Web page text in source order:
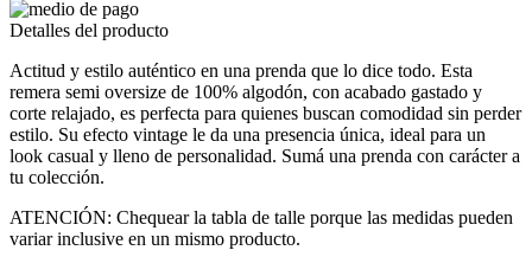
Detalles del producto
Actitud y estilo auténtico en una prenda que lo dice todo. Esta
remera semi oversize de 100% algodón, con acabado gastado y
corte relajado, es perfecta para quienes buscan comodidad sin perder
estilo. Su efecto vintage le da una presencia única, ideal para un
look casual y lleno de personalidad. Sumá una prenda con carácter a
tu colección.
ATENCIÓN: Chequear la tabla de talle porque las medidas pueden
variar inclusive en un mismo producto.